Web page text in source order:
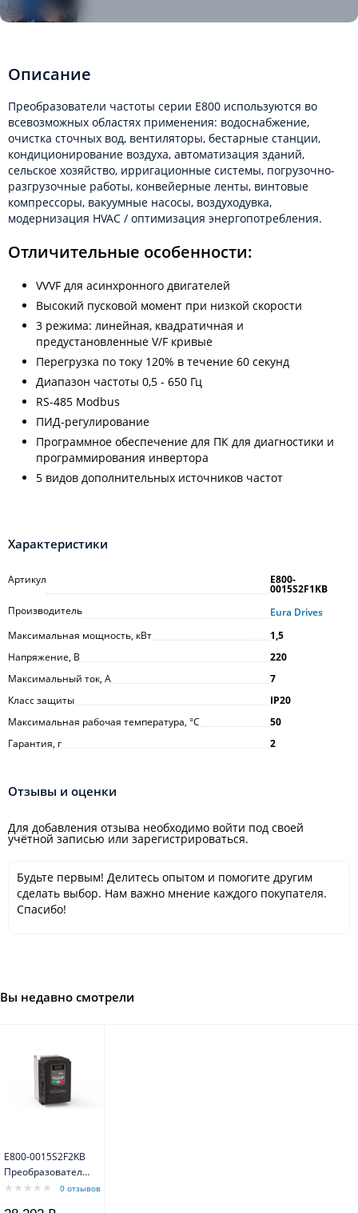
Описание
Преобразователи частоты серии E800 используются во
всевозможных областях применения: водоснабжение,
очистка сточных вод, вентиляторы, бестарные станции,
кондиционирование воздуха, автоматизация зданий,
сельское хозяйство, ирригационные системы, погрузочно-
разгрузочные работы, конвейерные ленты, винтовые
компрессоры, вакуумные насосы, воздуходувка,
модернизация HVAC / оптимизация энергопотребления.
Отличительные особенности:
VVVF для асинхронного двигателей
Высокий пусковой момент при низкой скорости
3 режима: линейная, квадратичная и
предустановленные V/F кривые
Перегрузка по току 120% в течение 60 секунд
Диапазон частоты 0,5 - 650 Гц
RS-485 Modbus
ПИД-регулирование
Программное обеспечение для ПК для диагностики и
программирования инвертора
5 видов дополнительных источников частот
Характеристики
Артикул E800-
0015S2F1KB
Производитель
Eura Drives
Максимальная мощность, кВт
1,5
Напряжение, В
220
Максимальный ток, А
7
Класс защиты
IP20
Максимальная рабочая температура, °С
50
Гарантия, г
2
Отзывы и оценки
Для добавления отзыва необходимо войти под своей
учётной записью или зарегистрироваться.
Будьте первым! Делитесь опытом и помогите другим
сделать выбор. Нам важно мнение каждого покупателя.
Спасибо!
Вы недавно смотрели
E800-0015S2F2KB
Преобразователь
1,5 kW 220V 7A0 отзывов